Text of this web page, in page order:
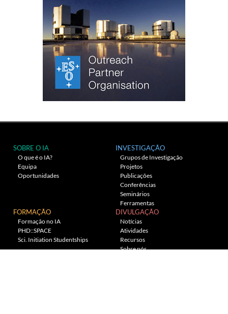
SOBRE O IA
O que é o IA?
Equipa
Oportunidades
INVESTIGAÇÃO
Grupos de Investigação
Projetos
Publicações
Conferências
Seminários
Ferramentas
FORMAÇÃO
Formação no IA
PHD::SPACE
Sci. Initiation Studentships
DIVULGAÇÃO
Notícias
Atividades
Recursos
Sobre nós